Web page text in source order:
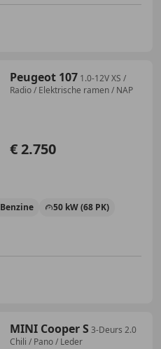
Peugeot 107 1.0-12V XS /
Radio / Elektrische ramen / NAP
€ 2.750
Benzine 50 kW (68 PK)
MINI Cooper S 3-Deurs 2.0
Chili / Pano / Leder